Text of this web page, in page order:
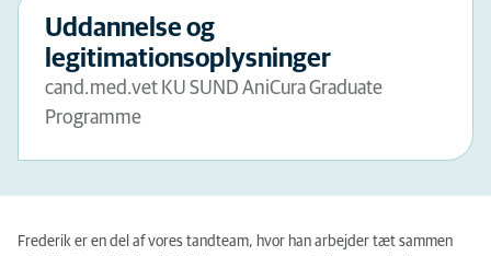
Uddannelse og
legitimationsoplysninger
cand.med.vet KU SUND AniCura Graduate
Programme
Frederik er en del af vores tandteam, hvor han arbejder tæt sammen